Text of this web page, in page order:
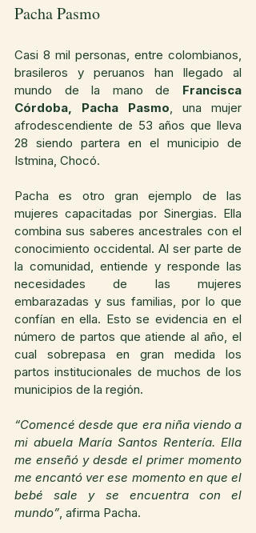
Pacha Pasmo
Casi 8 mil personas, entre colombianos,
brasileros y peruanos han llegado al
mundo de la mano de Francisca
Córdoba, Pacha Pasmo, una mujer
afrodescendiente de 53 años que lleva
28 siendo partera en el municipio de
Istmina, Chocó.
Pacha es otro gran ejemplo de las
mujeres capacitadas por Sinergias. Ella
combina sus saberes ancestrales con el
conocimiento occidental. Al ser parte de
la comunidad, entiende y responde las
necesidades de las mujeres
embarazadas y sus familias, por lo que
confían en ella. Esto se evidencia en el
número de partos que atiende al año, el
cual sobrepasa en gran medida los
partos institucionales de muchos de los
municipios de la región.
“Comencé desde que era niña viendo a
mi abuela María Santos Rentería. Ella
me enseñó y desde el primer momento
me encantó ver ese momento en que el
bebé sale y se encuentra con el
mundo”, afirma Pacha.